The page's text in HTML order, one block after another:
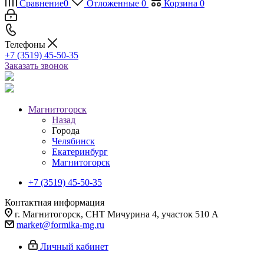
Сравнение0 Отложенные 0 Корзина 0
Телефоны
+7 (3519) 45-50-35
Заказать звонок
Магнитогорск
Назад
Города
Челябинск
Екатеринбург
Магнитогорск
+7 (3519) 45-50-35
Контактная информация
г. Магнитогорск, СНТ Мичурина 4, участок 510 А
market@formika-mg.ru
Личный кабинет